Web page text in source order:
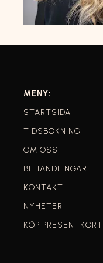
MENY:
STARTSIDA
TIDSBOKNING
OM OSS
BEHANDLINGAR
KONTAKT
NYHETER
KÖP PRESENTKORT